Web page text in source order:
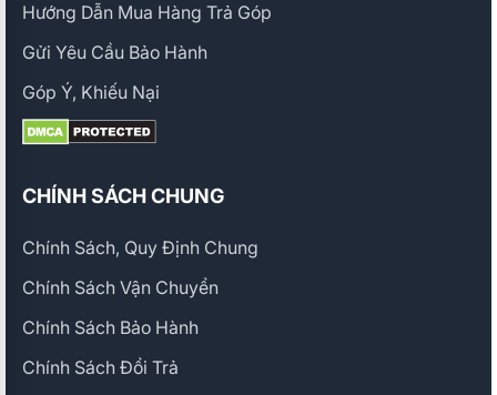
Hướng Dẫn Mua Hàng Trả Góp
Gửi Yêu Cầu Bảo Hành
Góp Ý, Khiếu Nại
CHÍNH SÁCH CHUNG
Chính Sách, Quy Định Chung
Chính Sách Vận Chuyển
Chính Sách Bảo Hành
Chính Sách Đổi Trả